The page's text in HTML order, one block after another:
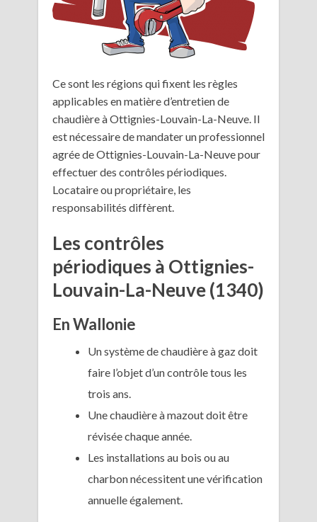
Ce sont les régions qui fixent les règles
applicables en matière d’entretien de
chaudière à Ottignies-Louvain-La-Neuve. Il
est nécessaire de mandater un professionnel
agrée de Ottignies-Louvain-La-Neuve pour
effectuer des contrôles périodiques.
Locataire ou propriétaire, les
responsabilités diffèrent.
Les contrôles
périodiques à Ottignies-
Louvain-La-Neuve (1340)
En Wallonie
Un système de chaudière à gaz doit
faire l’objet d’un contrôle tous les
trois ans.
Une chaudière à mazout doit être
révisée chaque année.
Les installations au bois ou au
charbon nécessitent une vérification
annuelle également.